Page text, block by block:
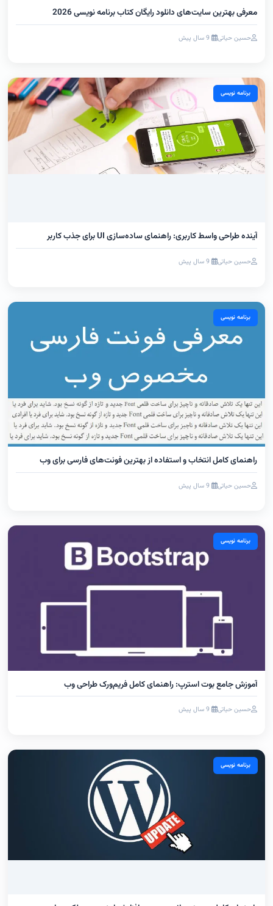
معرفی بهترین سایت‌های دانلود رایگان کتاب برنامه نویسی 2026
حسین حیاتی 9 سال پیش
برنامه نویسی
آینده طراحی واسط کاربری: راهنمای ساده‌سازی UI برای جذب کاربر
حسین حیاتی 9 سال پیش
برنامه نویسی
راهنمای کامل انتخاب و استفاده از بهترین فونت‌های فارسی برای وب
حسین حیاتی 9 سال پیش
برنامه نویسی
آموزش جامع بوت استرپ: راهنمای کامل فریم‌ورک طراحی وب
حسین حیاتی 9 سال پیش
برنامه نویسی